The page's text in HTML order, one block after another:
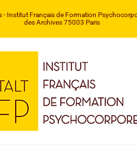
- Institut Français de Formation
des Archives 75003 Paris